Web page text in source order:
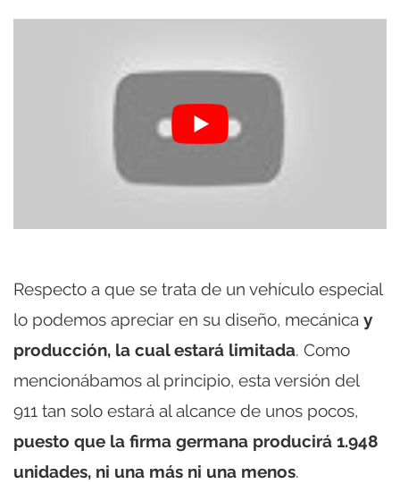
Respecto a que se trata de un vehículo especial
lo podemos apreciar en su diseño, mecánica y
producción, la cual estará limitada. Como
mencionábamos al principio, esta versión del
911 tan solo estará al alcance de unos pocos,
puesto que la firma germana producirá 1.948
unidades, ni una más ni una menos.